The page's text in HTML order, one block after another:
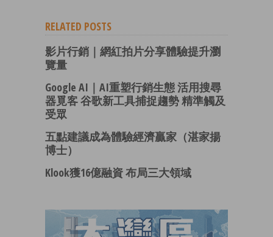
RELATED POSTS
影片行銷｜網紅拍片分享體驗提升瀏
覽量
Google AI｜AI重塑行銷生態 活用搜尋
器覓客 谷歌新工具捕捉趨勢 精準觸及
受眾
五點建議成為體驗經濟贏家（湛家揚
博士）
Klook獲16億融資 布局三大領域